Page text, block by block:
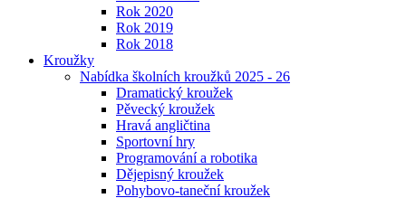
Rok 2020
Rok 2019
Rok 2018
Kroužky
Nabídka školních kroužků 2025 - 26
Dramatický kroužek
Pěvecký kroužek
Hravá angličtina
Sportovní hry
Programování a robotika
Dějepisný kroužek
Pohybovo-taneční kroužek